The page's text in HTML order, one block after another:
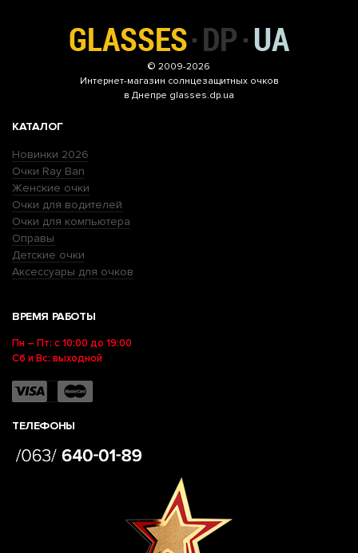
© 2009-2026
Интернет-магазин солнцезащитных очков
в Днепре glasses.dp.ua
КАТАЛОГ
Новинки 2026
Очки Ray Ban
Женские очки
Очки для водителей
Очки для компьютера
Оправы
Детские очки
Аксессуары для очков
ВРЕМЯ РАБОТЫ
Пн – Пт: с 10:00 до 19:00
Сб и Вс: выходной
ТЕЛЕФОНЫ